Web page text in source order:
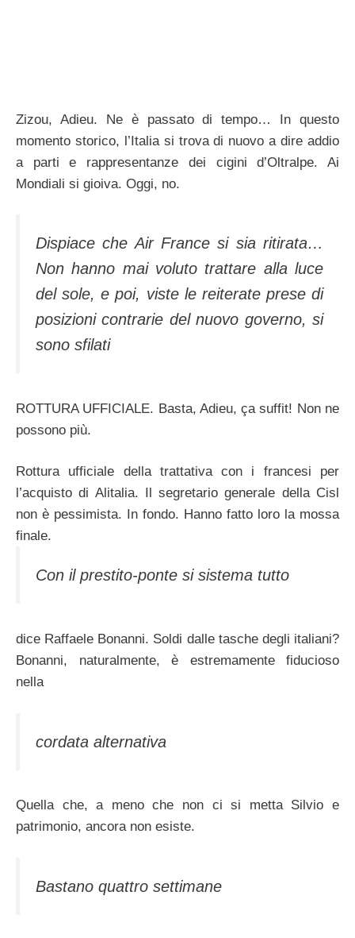
Zizou, Adieu. Ne è passato di tempo… In questo
momento storico, l’Italia si trova di nuovo a dire addio
a parti e rappresentanze dei cigini d’Oltralpe. Ai
Mondiali si gioiva. Oggi, no.
Dispiace che Air France si sia ritirata…
Non hanno mai voluto trattare alla luce
del sole, e poi, viste le reiterate prese di
posizioni contrarie del nuovo governo, si
sono sfilati
ROTTURA UFFICIALE. Basta, Adieu, ça suffit! Non ne
possono più.
Rottura ufficiale della trattativa con i francesi per
l’acquisto di Alitalia. Il segretario generale della Cisl
non è pessimista. In fondo. Hanno fatto loro la mossa
finale.
Con il prestito-ponte si sistema tutto
dice Raffaele Bonanni. Soldi dalle tasche degli italiani?
Bonanni, naturalmente, è estremamente fiducioso
nella
cordata alternativa
Quella che, a meno che non ci si metta Silvio e
patrimonio, ancora non esiste.
Bastano quattro settimane